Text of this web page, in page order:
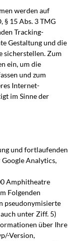
werden auf
§ 15 Abs. 3 TMG
Tracking-
Gestaltung und die
sicherstellen. Zum
ein, um die
und zum
Internet-
im Sinne der
und fortlaufenden
Analytics,
Amphitheatre
Folgenden
pseudonymisierte
unter Ziff. 5)
über Ihre
Version,